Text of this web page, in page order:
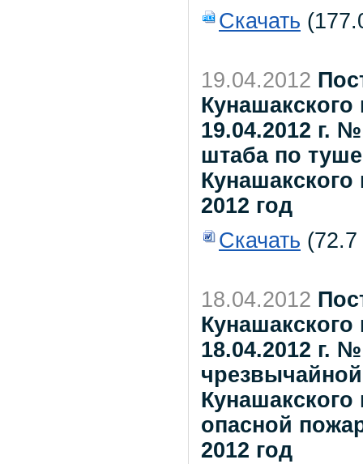
Скачать
19.04.2012
19.04.2012 г.
штаба по
2012 год
Скачать
18.04.2012
18.04.2012 г.
опасной
2012 год